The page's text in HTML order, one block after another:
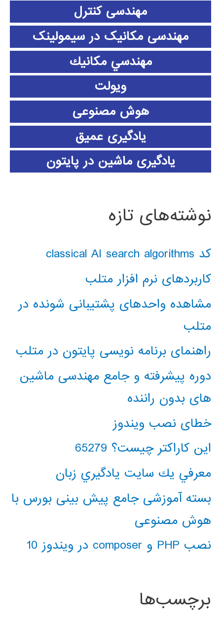
مهندسی کنترل
مهندسی مکانیک در سیمولینک
مهندسي مكانيك
ویولت
هوش مصنوعی
یادگیری عمیق
یادگیری ماشین در پایتون
نوشته‌های تازه
کد classical AI search algorithms
کاربردهای نرم افزار متلب
مشاهده واحدهای پشتیبانی شونده در
متلب
راهنمای برنامه نویسی پایتون در متلب
دوره پیشرفته و جامع مهندسی ماشین
های بدون راننده
خطای نصب ویندوز
این کاراکتر چیست؟ 65279
معرفي يك سايت يادگيري زبان
بسته آموزشی جامع پیش بینی بورس با
هوش مصنوعی
نصب PHP و composer در ویندوز 10
برچسب‌ها